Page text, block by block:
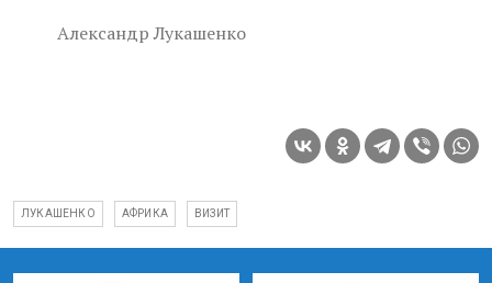
Александр Лукашенко
ЛУКАШЕНКО АФРИКА ВИЗИТ